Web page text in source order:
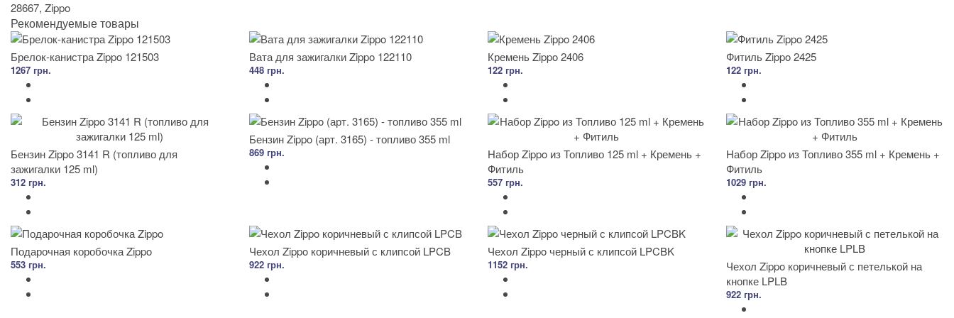
28667, Zippo
Рекомендуемые товары
Брелок-канистра Zippo 121503
1267 грн.
Вата для зажигалки Zippo 122110
448 грн.
Кремень Zippo 2406
122 грн.
Фитиль Zippo 2425
122 грн.
Бензин Zippo 3141 R (топливо для
зажигалки 125 ml)
312 грн.
Бензин Zippo (арт. 3165) - топливо 355 ml
869 грн.
Набор Zippo из Топливо 125 ml + Кремень +
Фитиль
557 грн.
Набор Zippo из Топливо 355 ml + Кремень +
Фитиль
1029 грн.
Подарочная коробочка Zippo
553 грн.
Чехол Zippo коричневый с клипсой LPCB
922 грн.
Чехол Zippo черный с клипсой LPCBK
1152 грн.
Чехол Zippo коричневый с петелькой на
кнопке LPLB
922 грн.